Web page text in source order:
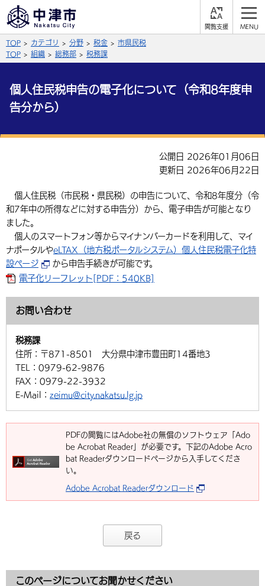
ふりがなをつける
よみあげる
背景色
黒
文字の大きさ
拡大 標準 縮小
言語を選択
英語（English）
公式SNS
サイト内検索
届出・登録・証明 保険・年金
福祉・介護
税金 住宅・インフラ
環境・衛生 生涯学習・スポーツ・人権
事業者の方へ
入札・契約
農林水産業 税金
都市整備
子育て・教育
施設情報 子どもを預ける
手当・助成 健康・医療
相談・支援・情報
観光・移住
観光なび スポットを探す
遊ぶ・体験する
移住・定住
市政情報
中津市について
行政・計画
TOP カテゴリ 分野 税金
市県民税
TOP
組織 総務部 税務課
個人住民税申告の電子化について（令和8年度申
告分から）
公開日 2026年01月06日
更新日 2026年06月22日
個人住民税（市民税・県民税）の申告について、令和8年度分（令
和7年中の所得などに対する申告分）から、電子申告が可能となり
ました。
個人のスマートフォン等からマイナンバーカードを利用して、マイ
ナポータルやeLTAX（地方税ポータルシステム）個人住民税電子化特
設ページ
から申告手続きが可能です。
電子化リーフレット[PDF：540KB]
お問い合わせ
税務課
住所： 〒871-8501 大分県中津市豊田町14番地3
TEL： 0979-62-9876
FAX： 0979-22-3932
E-Mail： zeimu@city.nakatsu.lg.jp
PDFの閲覧にはAdobe社の無償のソフトウェア「Ado
be Acrobat Reader」が必要です。下記のAdobe Acro
bat Readerダウンロードページから入手してくださ
い。
Adobe Acrobat Readerダウンロード
戻る
このページについてお聞かせください